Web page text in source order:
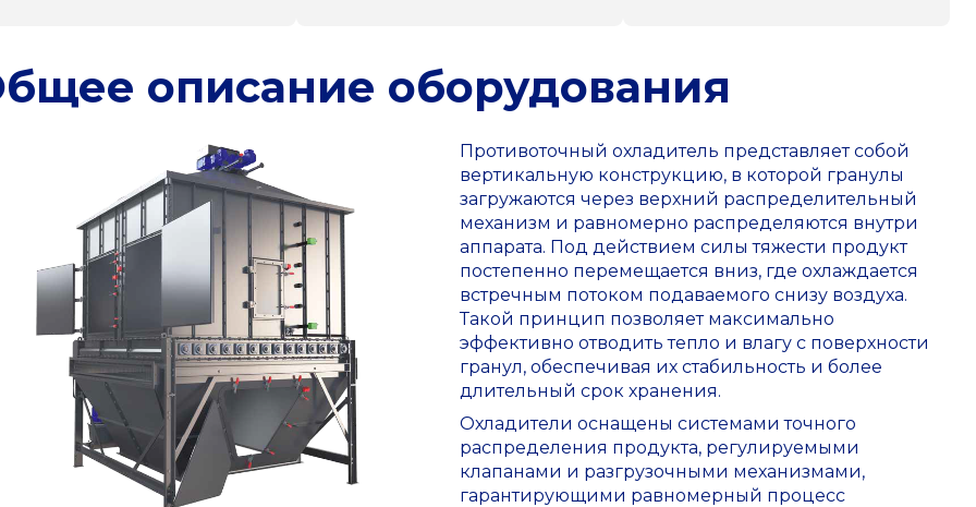
описание оборудования
Противоточный охладитель представляет собой
вертикальную конструкцию, в которой гранулы
загружаются через верхний распределительный
механизм и равномерно распределяются внутри
аппарата. Под действием силы тяжести продукт
постепенно перемещается вниз, где охлаждается
встречным потоком подаваемого снизу воздуха.
Такой принцип позволяет максимально
эффективно отводить тепло и влагу с поверхности
гранул, обеспечивая их стабильность и более
длительный срок хранения.
Охладители оснащены системами точного
распределения продукта, регулируемыми
клапанами и разгрузочными механизмами,
гарантирующими равномерный процесс